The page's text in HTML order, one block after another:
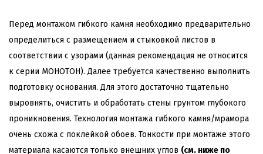
Перед монтажом гибкого камня необходимо предварительно
определиться с размещением и стыковкой листов в
соответствии с узорами (данная рекомендация не относится
к серии МОНОТОН). Далее требуется качественно выполнить
подготовку основания. Для этого достаточно тщательно
выровнять, очистить и обработать стены грунтом глубокого
проникновения. Технология монтажа гибкого камня/мрамора
очень схожа с поклейкой обоев. Тонкости при монтаже этого
материала касаются только внешних углов (см. ниже по